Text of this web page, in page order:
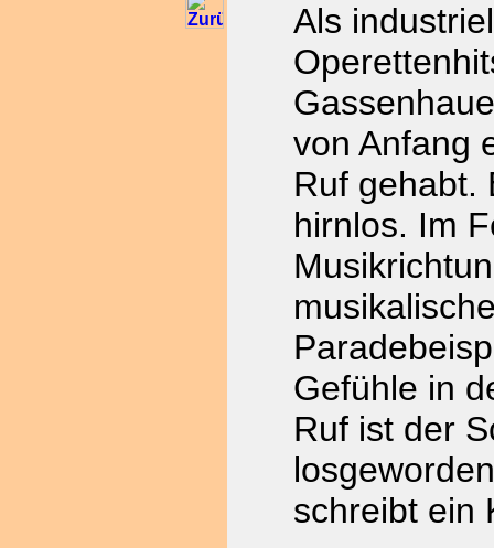
Als
von Anfang
Ruf gehabt.
hirnlos. Im
Gefühle in
Ruf ist der
schreibt ein